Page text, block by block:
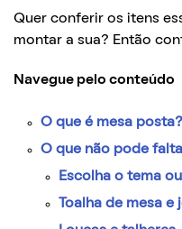
Quer conferir os itens
montar a sua? Então
Navegue pelo conteúdo
O que é mesa posta?
O que não pode
Escolha o tema
Toalha de mesa